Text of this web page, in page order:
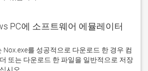
PC에 소프트웨어 에뮬레이터
Nox.exe를 성공적으로 다운로드 한 경우 컴
또는 다운로드 한 파일을 일반적으로 저장